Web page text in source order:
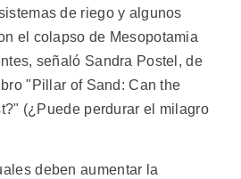
de riego y algunos
el colapso de Mesopotamia
señaló Sandra Postel, de
"Pillar of Sand: Can the
(¿Puede perdurar el milagro
deben aumentar la